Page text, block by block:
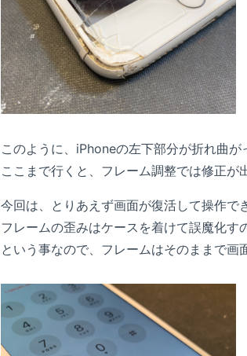
このように、iPhoneの左下部分が折れ曲が
ここまで行くと、フレーム調整では修正が
今回は、とりあえず画面が復活して操作で
フレームの歪みはケースを着けて誤魔化
という事なので、フレームはそのままで画